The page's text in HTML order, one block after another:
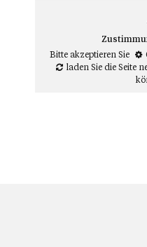
Bitte akzeptieren Sie
laden Sie die Seite